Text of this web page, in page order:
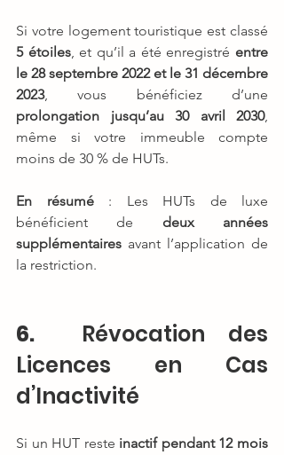
5 étoiles, et qu’il a été enregistré entre
le 28 septembre 2022 et le 31 décembre
2023
prolongation jusqu’au 30 avril 2030,
même si votre immeuble compte
moins de 30 % de HUTs.
En résumé : Les HUTs de luxe
bénéficient de deux années
supplémentaires avant l’application de
la restriction.
6. Révocation des
Licences en Cas
d’Inactivité
Si un HUT reste inactif pendant 12 mois